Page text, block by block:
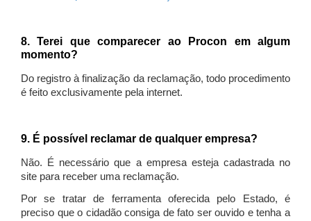
8. Terei que comparecer ao Procon em algum
momento?
Do registro à finalização da reclamação, todo procedimento
é feito exclusivamente pela internet.
9. É possível reclamar de qualquer empresa?
Não. É necessário que a empresa esteja cadastrada no
site para receber uma reclamação.
Por se tratar de ferramenta oferecida pelo Estado, é
preciso que o cidadão consiga de fato ser ouvido e tenha a